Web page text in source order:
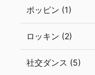
ポッピン (1)
ロッキン (2)
社交ダンス (5)